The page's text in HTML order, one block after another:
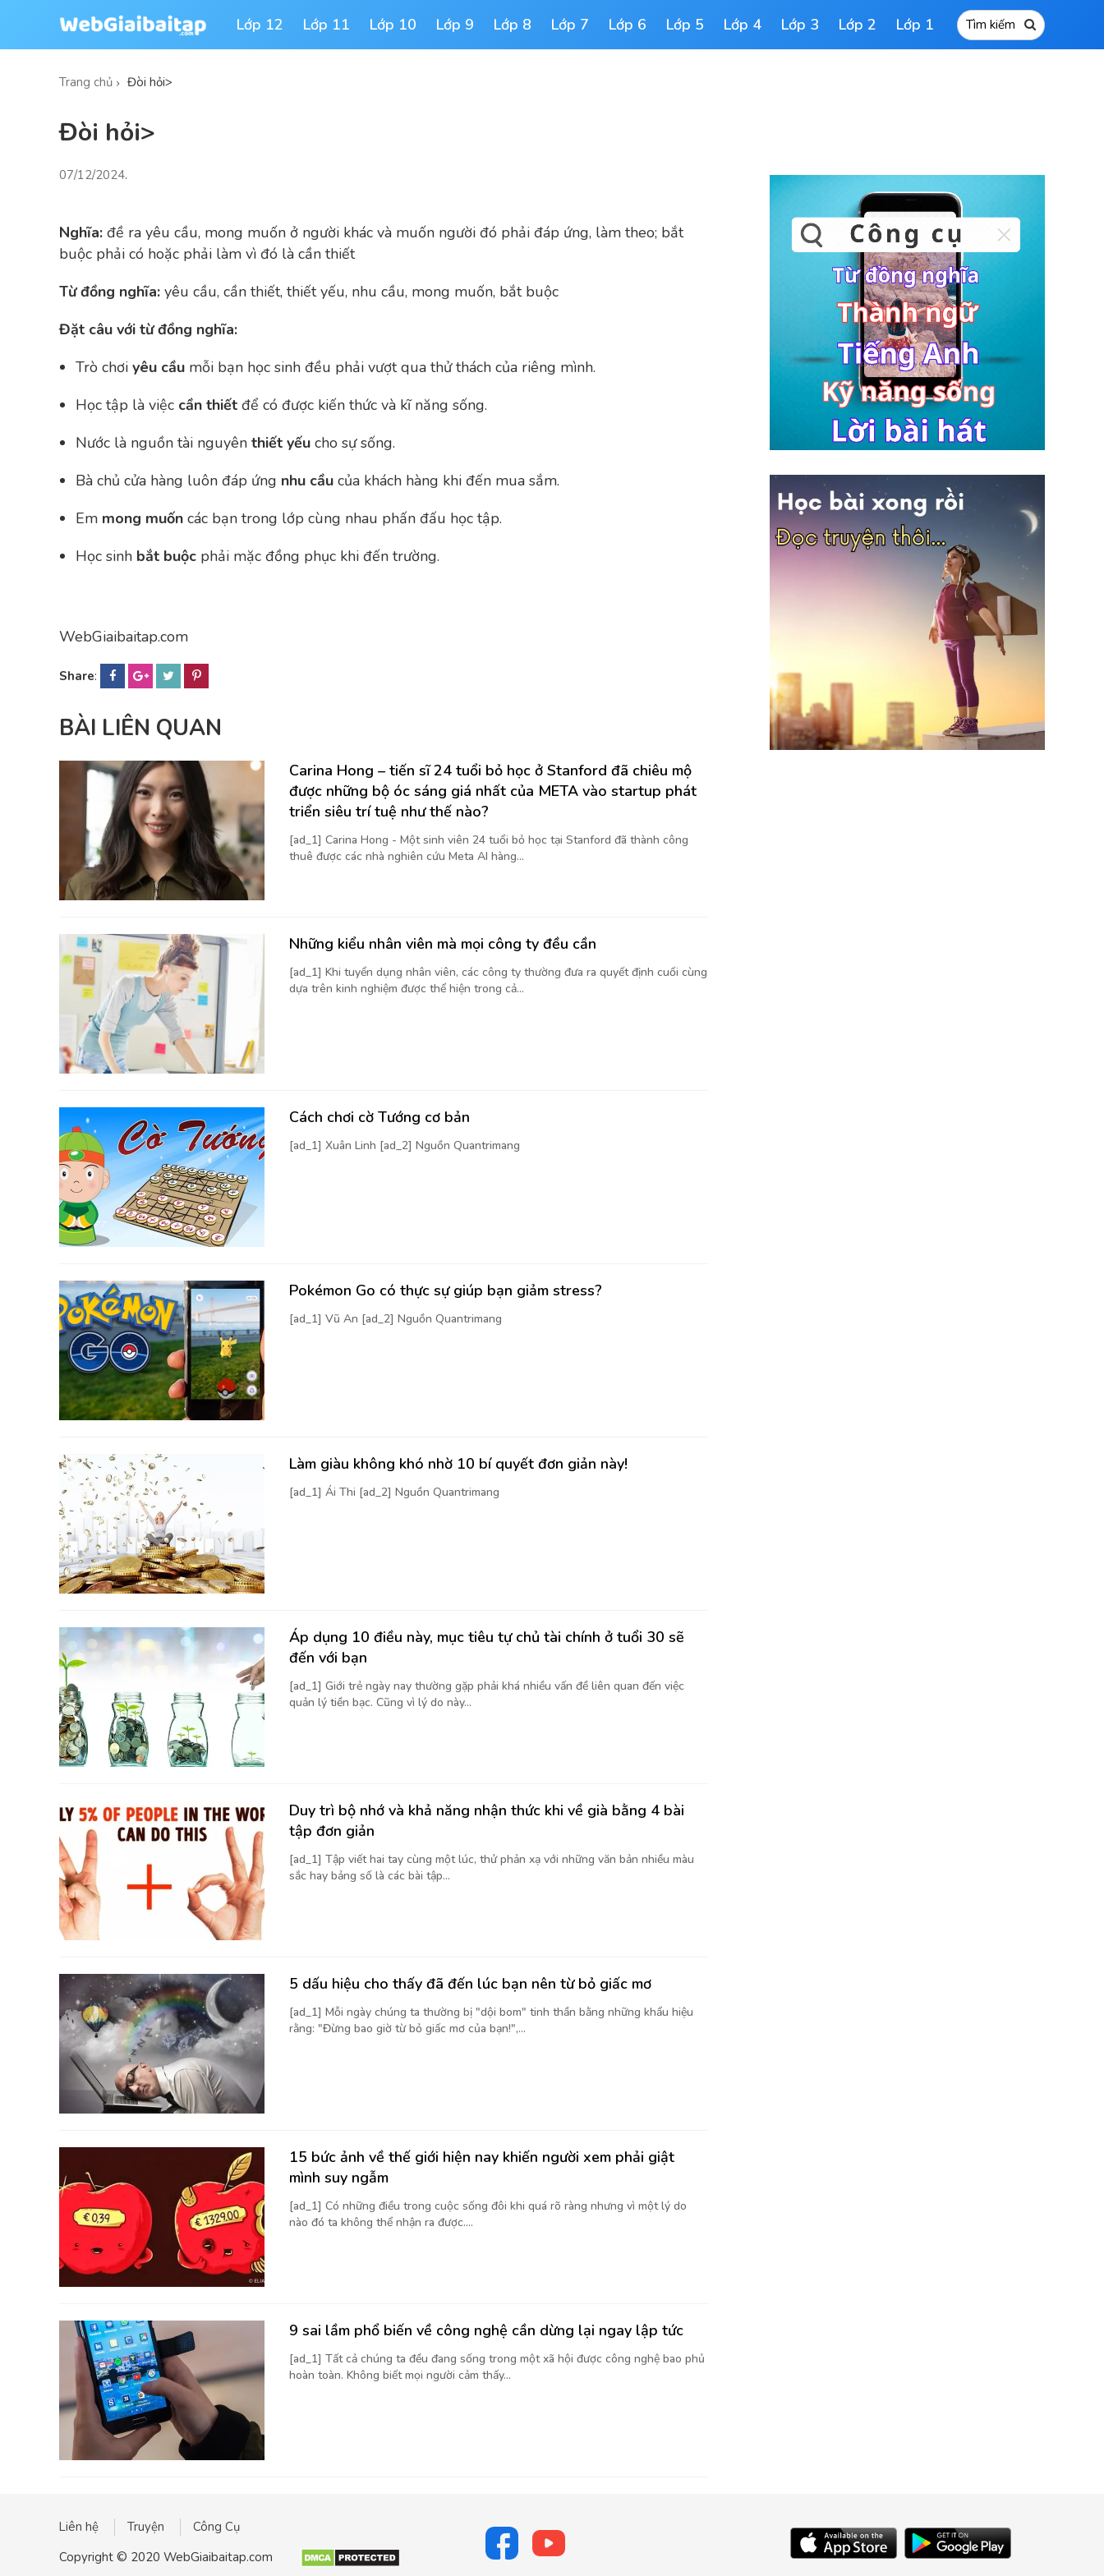
Lớp 12 Lớp 11 Lớp 10 Lớp 9 Lớp 8 Lớp 7 Lớp 6 Lớp 5 Lớp 4 Lớp 3 Lớp 2 Lớp 1
Trang chủ Đòi hỏi>
Đòi hỏi>
07/12/2024.
Nghĩa: đề ra yêu cầu, mong muốn ở người khác và muốn người đó phải đáp ứng, làm theo; bắt
buộc phải có hoặc phải làm vì đó là cần thiết
Từ đồng nghĩa: yêu cầu, cần thiết, thiết yếu, nhu cầu, mong muốn, bắt buộc
Đặt câu với từ đồng nghĩa:
Trò chơi yêu cầu mỗi bạn học sinh đều phải vượt qua thử thách của riêng mình.
Học tập là việc cần thiết để có được kiến thức và kĩ năng sống.
Nước là nguồn tài nguyên thiết yếu cho sự sống.
Bà chủ cửa hàng luôn đáp ứng nhu cầu của khách hàng khi đến mua sắm.
Em mong muốn các bạn trong lớp cùng nhau phấn đấu học tập.
Học sinh bắt buộc phải mặc đồng phục khi đến trường.
WebGiaibaitap.com
Share:
BÀI LIÊN QUAN
Carina Hong – tiến sĩ 24 tuổi bỏ học ở Stanford đã chiêu mộ
được những bộ óc sáng giá nhất của META vào startup phát
triển siêu trí tuệ như thế nào?
[ad_1] Carina Hong - Một sinh viên 24 tuổi bỏ học tại Stanford đã thành công
thuê được các nhà nghiên cứu Meta AI hàng...
Những kiểu nhân viên mà mọi công ty đều cần
[ad_1] Khi tuyển dụng nhân viên, các công ty thường đưa ra quyết định cuối cùng
dựa trên kinh nghiệm được thể hiện trong cả...
Cách chơi cờ Tướng cơ bản
[ad_1] Xuân Linh [ad_2] Nguồn Quantrimang
Pokémon Go có thực sự giúp bạn giảm stress?
[ad_1] Vũ An [ad_2] Nguồn Quantrimang
Làm giàu không khó nhờ 10 bí quyết đơn giản này!
[ad_1] Ái Thi [ad_2] Nguồn Quantrimang
Áp dụng 10 điều này, mục tiêu tự chủ tài chính ở tuổi 30 sẽ
đến với bạn
[ad_1] Giới trẻ ngày nay thường gặp phải khá nhiều vấn đề liên quan đến việc
quản lý tiền bạc. Cũng vì lý do này...
Duy trì bộ nhớ và khả năng nhận thức khi về già bằng 4 bài
tập đơn giản
[ad_1] Tập viết hai tay cùng một lúc, thử phản xạ với những văn bản nhiều màu
sắc hay bảng số là các bài tập...
5 dấu hiệu cho thấy đã đến lúc bạn nên từ bỏ giấc mơ
[ad_1] Mỗi ngày chúng ta thường bị "dội bom" tinh thần bằng những khẩu hiệu
rằng: "Đừng bao giờ từ bỏ giấc mơ của bạn!",...
15 bức ảnh về thế giới hiện nay khiến người xem phải giật
mình suy ngẫm
[ad_1] Có những điều trong cuộc sống đôi khi quá rõ ràng nhưng vì một lý do
nào đó ta không thể nhận ra được....
9 sai lầm phổ biến về công nghệ cần dừng lại ngay lập tức
[ad_1] Tất cả chúng ta đều đang sống trong một xã hội được công nghệ bao phủ
hoàn toàn. Không biết mọi người cảm thấy...
Liên hệ Truyện
Công Cụ
Copyright © 2020 WebGiaibaitap.com